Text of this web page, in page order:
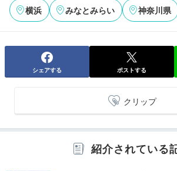
いました。並ぶのは代表者1人と決められてい
ちりでした。
Lunch
横浜 みなとみらい 神奈川県
シェアする ポストする
クリップ
紹介されている